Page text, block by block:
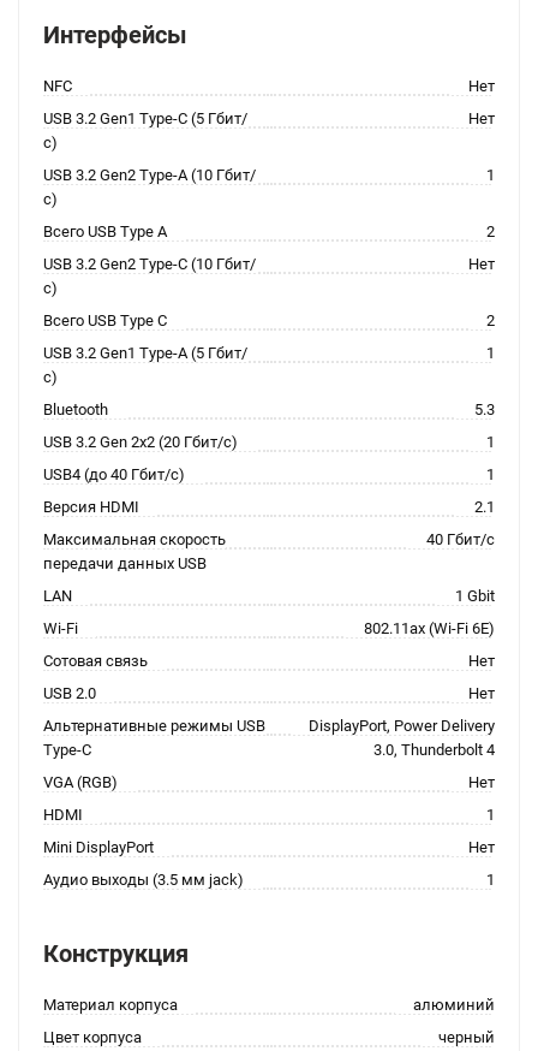
Интерфейсы
NFC
Нет
USB 3.2 Gen1 Type-C (5 Гбит/
с)
Нет
USB 3.2 Gen2 Type-A (10 Гбит/
с)
1
Всего USB Type A
2
USB 3.2 Gen2 Type-C (10 Гбит/
с)
Нет
Всего USB Type C
2
USB 3.2 Gen1 Type-A (5 Гбит/
с)
1
Bluetooth
5.3
USB 3.2 Gen 2x2 (20 Гбит/с)
1
USB4 (до 40 Гбит/с)
1
Версия HDMI
2.1
Максимальная скорость
передачи данных USB
40 Гбит/с
LAN
1 Gbit
Wi-Fi
802.11ax (Wi-Fi 6E)
Сотовая связь
Нет
USB 2.0
Нет
Альтернативные режимы USB
Type-C
DisplayPort, Power Delivery
3.0, Thunderbolt 4
VGA (RGB)
Нет
HDMI
1
Mini DisplayPort
Нет
Аудио выходы (3.5 мм jack)
1
Конструкция
Материал корпуса
алюминий
Цвет корпуса
черный